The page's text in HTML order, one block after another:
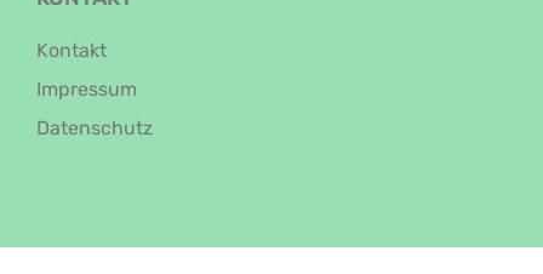
Kontakt
Impressum
Datenschutz